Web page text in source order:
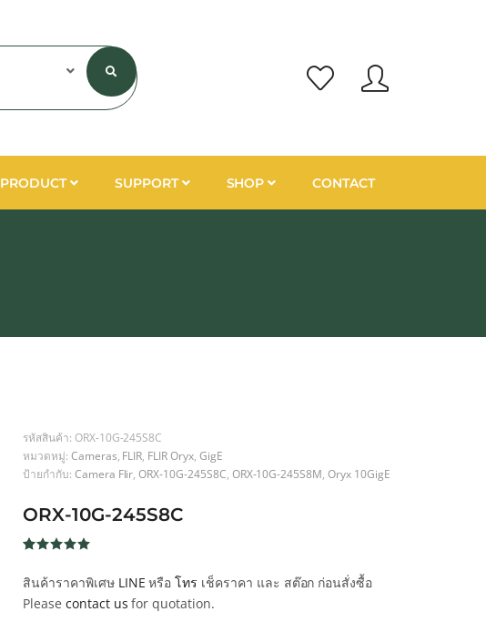
PRODUCT SUPPORT SHOP CONTACT
รหัสสินค้า: ORX-10G-245S8C
หมวดหมู่: Cameras FLIR FLIR Oryx, GigE
ป้ายกำกับ: Camera Flir ,ORX-10G-245S8C ORX-10G-245S8M Oryx 10GigE
ORX-10G-245S8C
5 จาก 5
คะแนน
เต็มบน
สินค้าราคาพิเศษ LINE หรือโทร เช็คราคา และ สต๊อก ก่อนสั่งซื้อ
Please contact us for quotation.